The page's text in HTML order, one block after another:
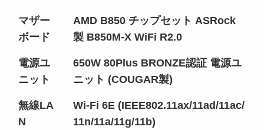
マザー
ボード
AMD B850 チップセット ASRock
製 B850M-X WiFi R2.0
電源ユ
ニット
650W 80Plus BRONZE認証 電源ユ
ニット (COUGAR製)
無線LA
N
Wi-Fi 6E (IEEE802.11ax/11ad/11ac/
11n/11a/11g/11b)